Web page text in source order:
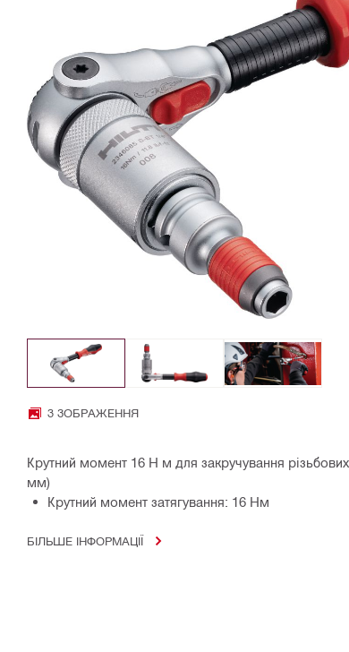
3 ЗОБРАЖЕННЯ
Крутний момент 16 Н м для закручування
мм)
Крутний момент затягування: 16 Нм
БІЛЬШЕ ІНФОРМАЦІЇ